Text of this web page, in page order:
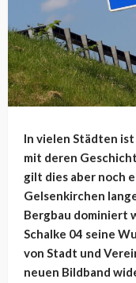
In vielen Städten
mit deren
gilt dies aber noch
Gelsenkirchen
Bergbau dominiert
Schalke 04 seine
von Stadt und
neuen Bildband